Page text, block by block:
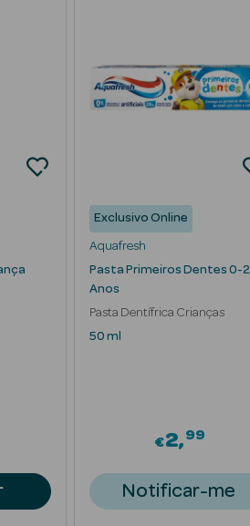
Exclusivo Online
Aquafresh
Pasta Primeiros Dentes 0-2
Anos
Pasta Dentífrica Crianças
50 ml
€2 99
Notificar-me